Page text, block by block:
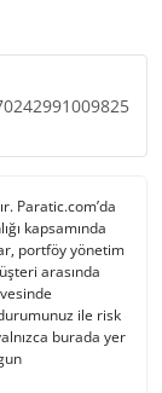
Paratic.com’da
kapsamında
portföy yönetim
arasında
ile risk
burada yer